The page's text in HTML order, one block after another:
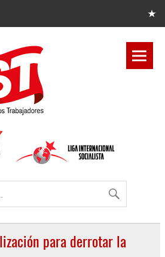
para derrotar la